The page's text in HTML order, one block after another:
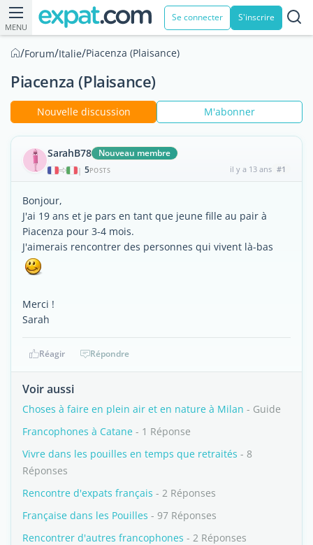
MENU
Se connecter S'inscrire
/Forum/Italie/Piacenza (Plaisance)
Piacenza (Plaisance)
Nouvelle discussion M'abonner
SarahB78 Nouveau membre
| 5POSTS il y a 13 ans #1
Bonjour,
J'ai 19 ans et je pars en tant que jeune fille au pair à
Piacenza pour 3-4 mois.
J'aimerais rencontrer des personnes qui vivent là-bas
Merci !
Sarah
Réagir Répondre
Voir aussi
Choses à faire en plein air et en nature à Milan - Guide
Francophones à Catane - 1 Réponse
Vivre dans les pouilles en temps que retraités - 8
Réponses
Rencontre d'expats français - 2 Réponses
Française dans les Pouilles - 97 Réponses
Rencontrer d'autres francophones - 2 Réponses